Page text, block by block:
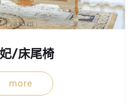
/床尾椅
more